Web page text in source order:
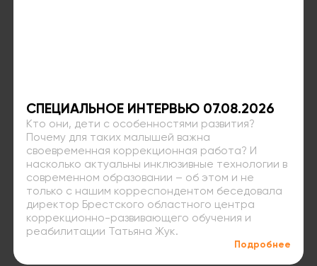
СПЕЦИАЛЬНОЕ ИНТЕРВЬЮ 07.08.2026
Кто они, дети с особенностями развития?
Почему для таких малышей важна
своевременная коррекционная работа? И
насколько актуальны инклюзивные технологии в
современном образовании – об этом и не
только с нашим корреспондентом беседовала
директор Брестского областного центра
коррекционно-развивающего обучения и
реабилитации Татьяна Жук.
Подробнее